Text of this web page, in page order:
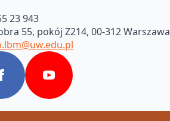
23 943
55, pokój Z214, 00-312 Warszawa